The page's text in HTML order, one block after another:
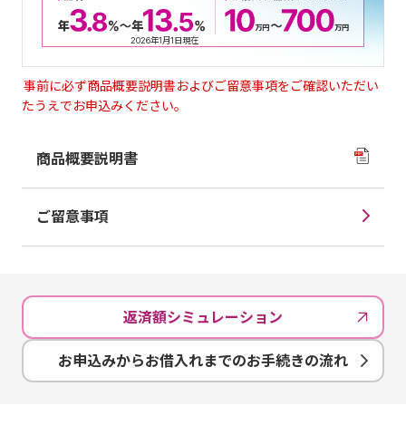
2026年1月1日現在
事前に必ず商品概要説明書およびご留意事項をご確認いただい
たうえでお申込みください。
商品概要説明書
ご留意事項
返済額シミュレーション
お申込みからお借入れまでのお手続きの流れ